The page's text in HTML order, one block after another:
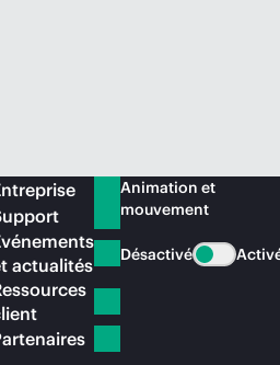
actualités
Animation et
mouvement
Désactivé